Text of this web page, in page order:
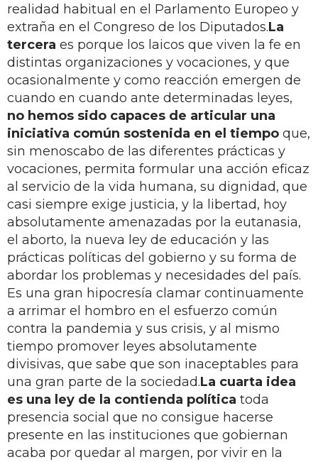
realidad habitual en el Parlamento Europeo y
extraña en el Congreso de los Diputados.La
tercera es porque los laicos que viven la fe en
distintas organizaciones y vocaciones, y que
ocasionalmente y como reacción emergen de
cuando en cuando ante determinadas leyes,
no hemos sido capaces de articular una
iniciativa común sostenida en el tiempo que,
sin menoscabo de las diferentes prácticas y
vocaciones, permita formular una acción eficaz
al servicio de la vida humana, su dignidad, que
casi siempre exige justicia, y la libertad, hoy
absolutamente amenazadas por la eutanasia,
el aborto, la nueva ley de educación y las
prácticas políticas del gobierno y su forma de
abordar los problemas y necesidades del país.
Es una gran hipocresía clamar continuamente
a arrimar el hombro en el esfuerzo común
contra la pandemia y sus crisis, y al mismo
tiempo promover leyes absolutamente
divisivas, que sabe que son inaceptables para
una gran parte de la sociedad.La cuarta idea
es una ley de la contienda política toda
presencia social que no consigue hacerse
presente en las instituciones que gobiernan
acaba por quedar al margen, por vivir en la